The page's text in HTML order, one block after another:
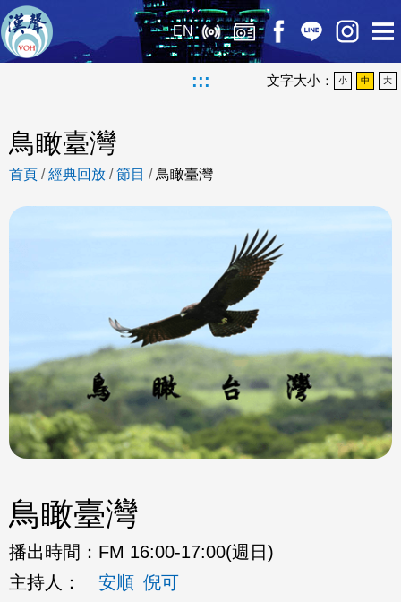
EN
::: 文字大小： 小 中 大
鳥瞰臺灣
首頁 /經典回放 /節目 / 鳥瞰臺灣
鳥瞰臺灣
播出時間： FM 16:00-17:00(週日)
主持人：
安順 倪可